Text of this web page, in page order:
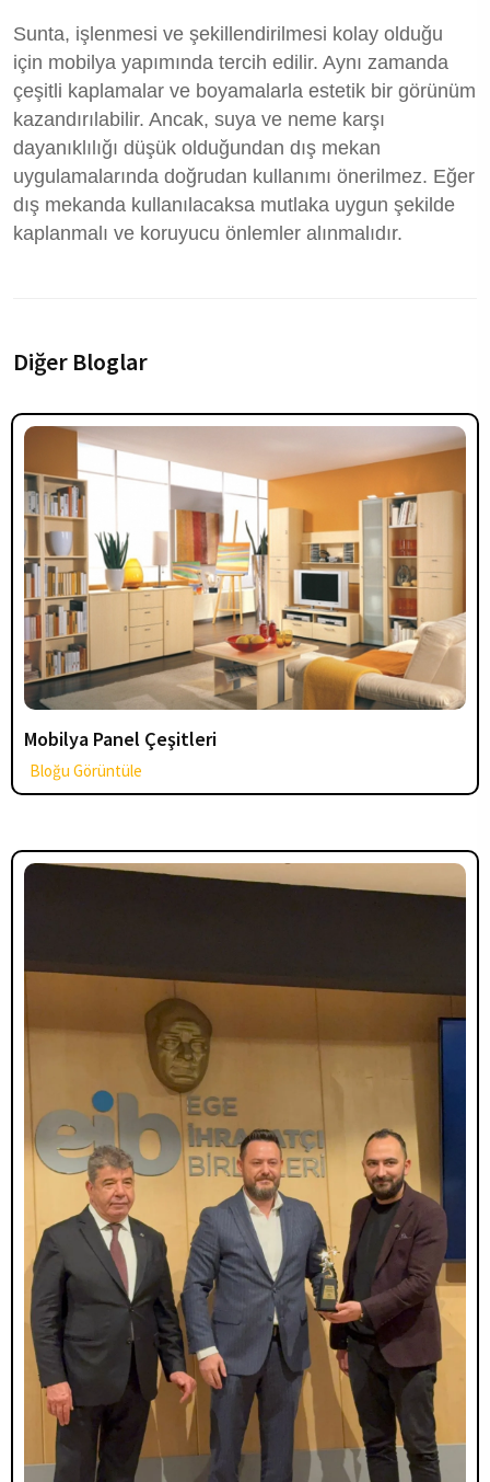
Sunta, işlenmesi ve şekillendirilmesi kolay olduğu
için mobilya yapımında tercih edilir. Aynı zamanda
çeşitli kaplamalar ve boyamalarla estetik bir görünüm
kazandırılabilir. Ancak, suya ve neme karşı
dayanıklılığı düşük olduğundan dış mekan
uygulamalarında doğrudan kullanımı önerilmez. Eğer
dış mekanda kullanılacaksa mutlaka uygun şekilde
kaplanmalı ve koruyucu önlemler alınmalıdır.
Diğer Bloglar
Mobilya Panel Çeşitleri
Bloğu Görüntüle